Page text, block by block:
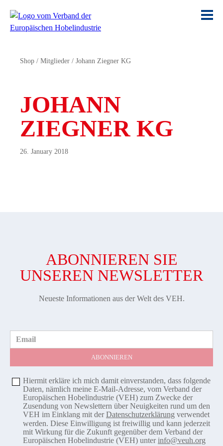
Shop / Mitglieder / Johann Ziegner KG
JOHANN
ZIEGNER KG
26. January 2018
ABONNIEREN SIE
UNSEREN NEWSLETTER
Neueste Informationen aus der Welt des VEH.
Email
Hiermit erkläre ich mich damit einverstanden, dass folgende
Daten, nämlich meine E-Mail-Adresse, vom Verband der
Europäischen Hobelindustrie (VEH) zum Zwecke der
Zusendung von Newslettern über Neuigkeiten rund um den
VEH im Einklang mit derDatenschutzerklärung verwendet
werden. Diese Einwilligung ist freiwillig und kann jederzeit
mit Wirkung für die Zukunft gegenüber dem Verband der
Europäischen Hobelindustrie (VEH) unterinfo@veuh.org